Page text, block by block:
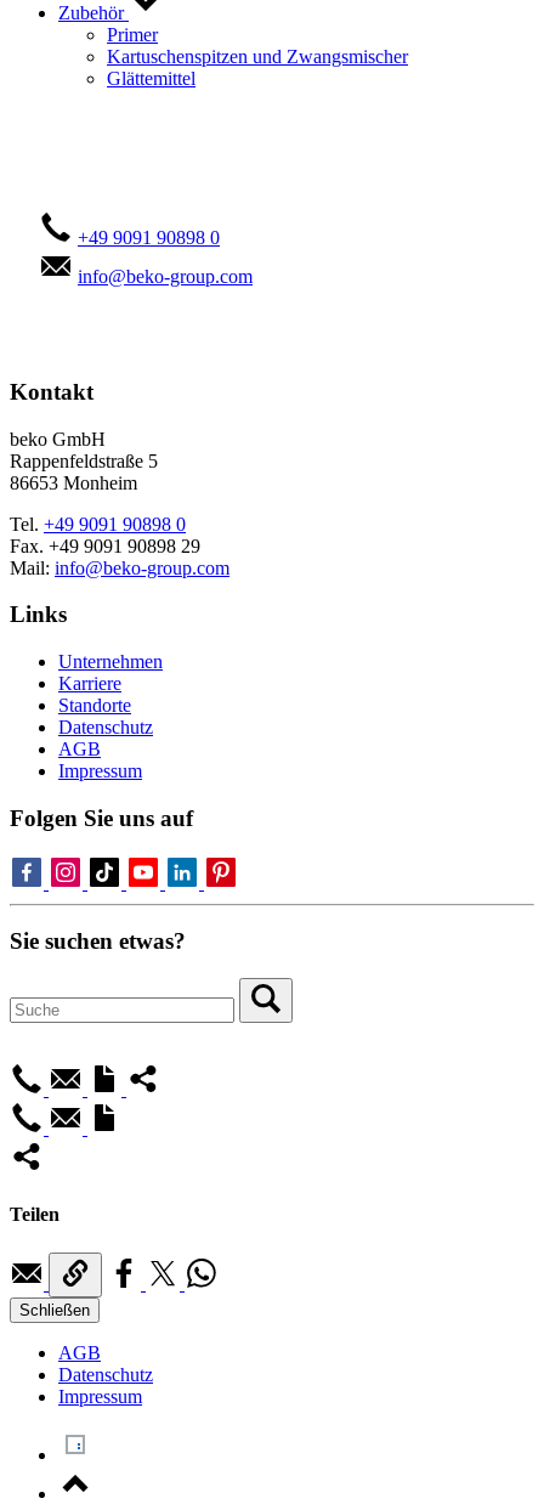
Zubehör
Primer
Kartuschenspitzen und Zwangsmischer
Glättemittel
+49 9091 90898 0
info@beko-group.com
Kontakt
beko GmbH
Rappenfeldstraße 5
86653 Monheim
Tel. +49 9091 90898 0
Fax. +49 9091 90898 29
Mail: info@beko-group.com
Links
Unternehmen
Karriere
Standorte
Datenschutz
AGB
Impressum
Folgen Sie uns auf
Sie suchen etwas?
Teilen
Schließen
AGB
Datenschutz
Impressum